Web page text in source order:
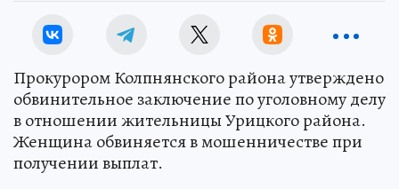
Прокурором Колпнянского района утверждено
обвинительное заключение по уголовному делу
в отношении жительницы Урицкого района.
Женщина обвиняется в мошенничестве при
получении выплат.